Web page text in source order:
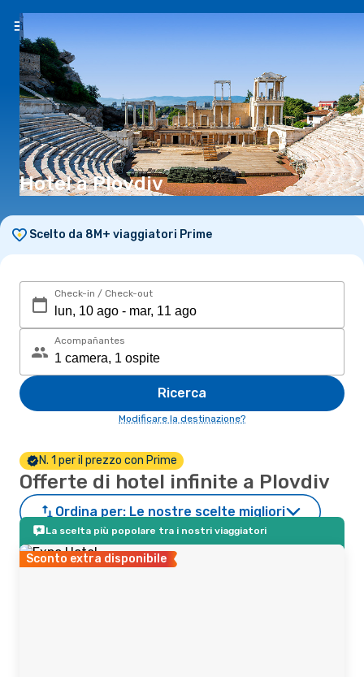
Hotel a Plovdiv
Scelto da 8M+ viaggiatori Prime
Check-in / Check-out
Acompañantes
Ricerca
Modificare la destinazione?
N. 1 per il prezzo con Prime
Offerte di hotel infinite a Plovdiv
Ordina per: Le nostre scelte migliori
La scelta più popolare tra i nostri viaggiatori
Sconto extra disponibile